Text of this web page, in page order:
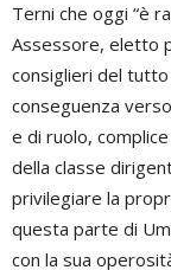
Terni che oggi “è
Assessore, eletto
consiglieri del
conseguenza
e di ruolo,
della classe
privilegiare la
questa parte di
con la sua